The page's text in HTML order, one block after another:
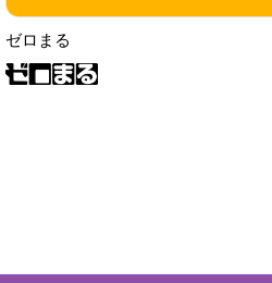
ゼロまる